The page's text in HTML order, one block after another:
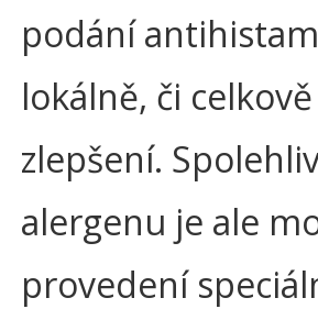
podání
lokálně, či
zlepšení.
alergenu je ale
provedení